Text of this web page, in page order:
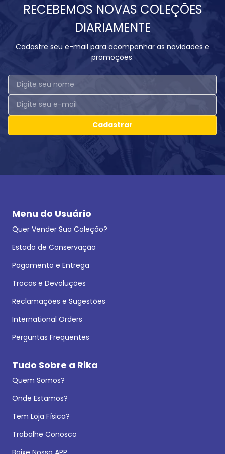
RECEBEMOS NOVAS COLEÇÕES
DIARIAMENTE
Cadastre seu e-mail para acompanhar as novidades e
promoções.
Cadastrar
Menu do Usuário
Quer Vender Sua Coleção?
Estado de Conservação
Pagamento e Entrega
Trocas e Devoluções
Reclamações e Sugestões
International Orders
Perguntas Frequentes
Tudo Sobre a Rika
Quem Somos?
Onde Estamos?
Tem Loja Física?
Trabalhe Conosco